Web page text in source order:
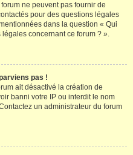
ne peuvent pas fournir de
pour des questions légales
dans la question « Qui
concernant ce forum ? ».
pas !
ait désactivé la création de
banni votre IP ou interdit le nom
un administrateur du forum